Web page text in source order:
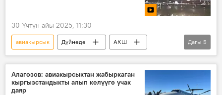
30 Үчтүн айы 2025, 11:30
авиакырсык Дүйнөдө
АКШ
Вашингтон
учак
тик учак
кагышуу
Видео
Дагы 5
Алагөзов: авиакырсыктан жабыркаган
кыргызстандыкты алып келүүгө учак
даяр